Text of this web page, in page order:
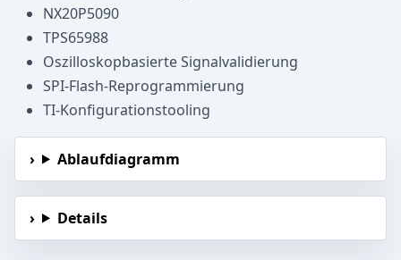
NX20P5090
TPS65988
Oszilloskopbasierte Signalvalidierung
SPI-Flash-Reprogrammierung
TI-Konfigurationstooling
Ablaufdiagramm
Details